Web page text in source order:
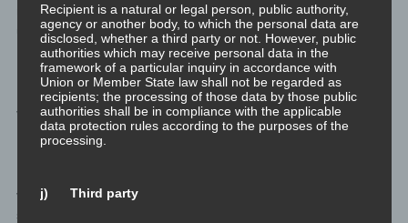
machen, und nimmt keinem von ihnen die Selbstbestimmung
und Eigenverantwortung ab. Dabei unterstützt er jederzeit mit
Hingabe wenn erforderlich.
Der Lehrer und seine Schüler lernen miteinander und
voneinander, und derart entfalten sie sich miteinander.
versuchen gar nicht sich zu entwickeln oder zu wachsen. Sie
sind einfach wie sie sind.
Recipient is a natural or legal person, public authority,
agency or another body, to which the personal data are
disclosed, whether a third party or not. However, public
authorities which may receive personal data in the
framework of a particular inquiry in accordance with
Union or Member State law shall not be regarded as
recipients; the processing of those data by those public
authorities shall be in compliance with the applicable
data protection rules according to the purposes of the
processing.
j) Third party